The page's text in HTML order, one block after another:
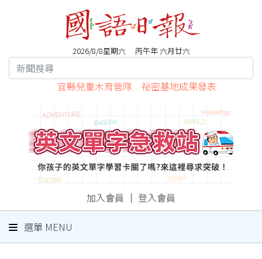
2026/8/8星期六 丙午年 六月廿六
宜縣兒童木育營隊 祕密基地成果發表
加入會員 ｜ 登入會員
選單 MENU